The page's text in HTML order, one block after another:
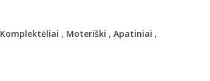
Komplektėliai , Moteriški , Apatiniai ,